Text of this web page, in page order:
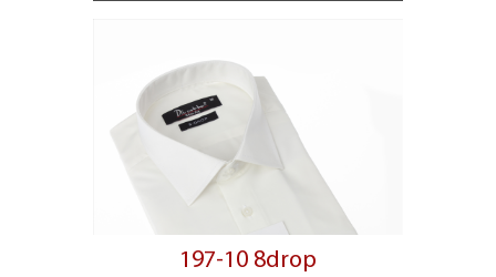
197-10 8drop